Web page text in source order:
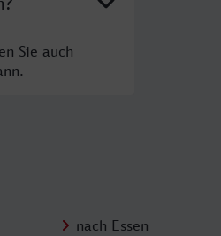
Sie auch
nach Essen